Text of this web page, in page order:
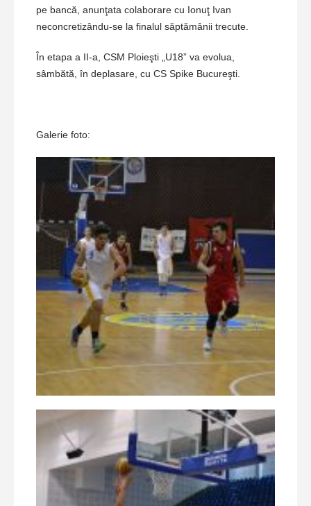
pe bancă, anunţata colaborare cu Ionuţ Ivan
neconcretizându-se la finalul săptămânii trecute.
În etapa a II-a, CSM Ploieşti „U18” va evolua,
sâmbătă, în deplasare, cu CS Spike Bucureşti.
Galerie foto: